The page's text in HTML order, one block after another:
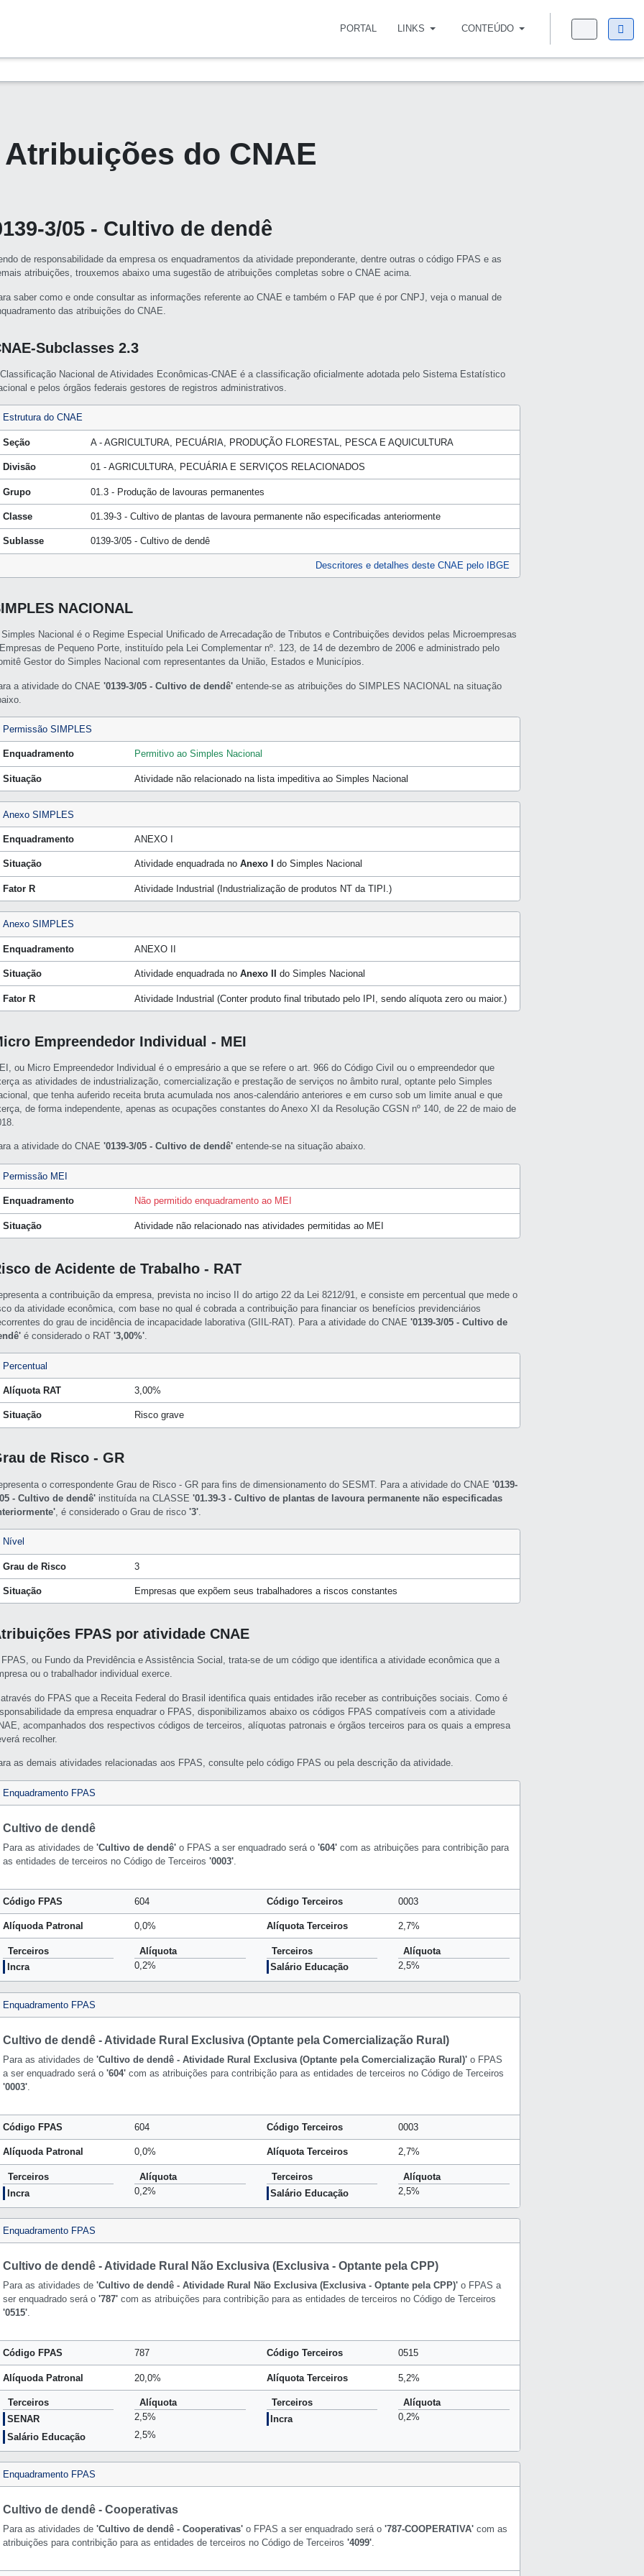
PORTAL LINKS CONTEÚDO
Atribuições do CNAE
3/05 - Cultivo de dendê
de responsabilidade da empresa os enquadramentos da atividade preponderante, dentre outras o código FPAS e as
atribuições, trouxemos abaixo uma sugestão de atribuições completas sobre o CNAE acima.
saber como e onde consultar as informações referente ao CNAE e também o FAP que é por CNPJ, veja o manual de
das atribuições do CNAE.
Subclasses 2.3
Nacional de Atividades Econômicas-CNAE é a classificação oficialmente adotada pelo Sistema Estatístico
e pelos órgãos federais gestores de registros administrativos.
Estrutura do CNAE
Seção A - AGRICULTURA, PECUÁRIA, PRODUÇÃO FLORESTAL, PESCA E AQUICULTURA
Divisão 01 - AGRICULTURA, PECUÁRIA E SERVIÇOS RELACIONADOS
Grupo 01.3 - Produção de lavouras permanentes
Classe 01.39-3 - Cultivo de plantas de lavoura permanente não especificadas anteriormente
Sublasse 0139-3/05 - Cultivo de dendê
Descritores e detalhes deste CNAE pelo IBGE
NACIONAL
Nacional é o Regime Especial Unificado de Arrecadação de Tributos e Contribuições devidos pelas Microempresas
de Pequeno Porte, instituído pela Lei Complementar nº. 123, de 14 de dezembro de 2006 e administrado pelo
Gestor do Simples Nacional com representantes da União, Estados e Municípios.
a atividade do CNAE'0139-3/05 - Cultivo de dendê' entende-se as atribuições do SIMPLES NACIONAL na situação
Permissão SIMPLES
Enquadramento Permitivo ao Simples Nacional
Situação Atividade não relacionado na lista impeditiva ao Simples Nacional
Anexo SIMPLES
Enquadramento ANEXO I
Situação Atividade enquadrada noAnexo I do Simples Nacional
Fator R Atividade Industrial (Industrialização de produtos NT da TIPI.)
Anexo SIMPLES
Enquadramento ANEXO II
Situação Atividade enquadrada noAnexo II do Simples Nacional
Fator R Atividade Industrial (Conter produto final tributado pelo IPI, sendo alíquota zero ou maior.)
Empreendedor Individual - MEI
ou Micro Empreendedor Individual é o empresário a que se refere o art. 966 do Código Civil ou o empreendedor que
as atividades de industrialização, comercialização e prestação de serviços no âmbito rural, optante pelo Simples
que tenha auferido receita bruta acumulada nos anos-calendário anteriores e em curso sob um limite anual e que
de forma independente, apenas as ocupações constantes do Anexo XI da Resolução CGSN nº 140, de 22 de maio de
a atividade do CNAE'0139-3/05 - Cultivo de dendê' entende-se na situação abaixo.
Permissão MEI
Enquadramento Não permitido enquadramento ao MEI
Situação Atividade não relacionado nas atividades permitidas ao MEI
de Acidente de Trabalho - RAT
a contribuição da empresa, prevista no inciso II do artigo 22 da Lei 8212/91, e consiste em percentual que mede o
da atividade econômica, com base no qual é cobrada a contribuição para financiar os benefícios previdenciários
do grau de incidência de incapacidade laborativa (GIIL-RAT). Para a atividade do CNAE'0139-3/05 - Cultivo de
é considerado o RAT'3,00%'.
Percentual
Alíquota RAT 3,00%
Situação Risco grave
de Risco - GR
o correspondente Grau de Risco - GR para fins de dimensionamento do SESMT. Para a atividade do CNAE'0139-
- Cultivo de dendê' instituída na CLASSE'01.39-3 - Cultivo de plantas de lavoura permanente não especificadas
, é considerado o Grau de risco'3'
Nível
Grau de Risco 3
Situação Empresas que expõem seus trabalhadores a riscos constantes
FPAS por atividade CNAE
ou Fundo da Previdência e Assistência Social, trata-se de um código que identifica a atividade econômica que a
ou o trabalhador individual exerce.
através do FPAS que a Receita Federal do Brasil identifica quais entidades irão receber as contribuições sociais. Como é
da empresa enquadrar o FPAS, disponibilizamos abaixo os códigos FPAS compatíveis com a atividade
acompanhados dos respectivos códigos de terceiros, alíquotas patronais e órgãos terceiros para os quais a empresa
recolher.
as demais atividades relacionadas aos FPAS, consulte pelo código FPAS ou pela descrição da atividade.
Enquadramento FPAS
Cultivo de dendê
Para as atividades de 'Cultivo de dendê'o FPAS a ser enquadrado será o '604'com as atribuições para contribição para
as entidades de terceiros no Código de Terceiros '0003'.
Código FPAS 604 Código Terceiros 0003
Alíquoda Patronal 0,0% Alíquota Terceiros 2,7%
Terceiros Alíquota Terceiros
Alíquota
Incra
0,2% Salário Educação 2,5%
Enquadramento FPAS
Cultivo de dendê - Atividade Rural Exclusiva (Optante pela Comercialização Rural)
Para as atividades de 'Cultivo de dendê - Atividade Rural Exclusiva (Optante pela Comercialização Rural)'o FPAS
a ser enquadrado será o '604'com as atribuições para contribição para as entidades de terceiros no Código de Terceiros
'0003'.
Código FPAS 604 Código Terceiros 0003
Alíquoda Patronal 0,0% Alíquota Terceiros 2,7%
Terceiros Alíquota Terceiros
Alíquota
Incra
0,2% Salário Educação 2,5%
Enquadramento FPAS
Cultivo de dendê - Atividade Rural Não Exclusiva (Exclusiva - Optante pela CPP)
Para as atividades de 'Cultivo de dendê - Atividade Rural Não Exclusiva (Exclusiva - Optante pela CPP)'o FPAS a
ser enquadrado será o '787'com as atribuições para contribição para as entidades de terceiros no Código de Terceiros
'0515'.
Código FPAS 787 Código Terceiros 0515
Alíquoda Patronal 20,0% Alíquota Terceiros 5,2%
Terceiros Alíquota Terceiros
Alíquota
SENAR
2,5% Incra
0,2%
Salário Educação
2,5%
Enquadramento FPAS
Cultivo de dendê - Cooperativas
Para as atividades de 'Cultivo de dendê - Cooperativas'o FPAS a ser enquadrado será o '787-COOPERATIVA'com as
atribuições para contribição para as entidades de terceiros no Código de Terceiros '4099'.